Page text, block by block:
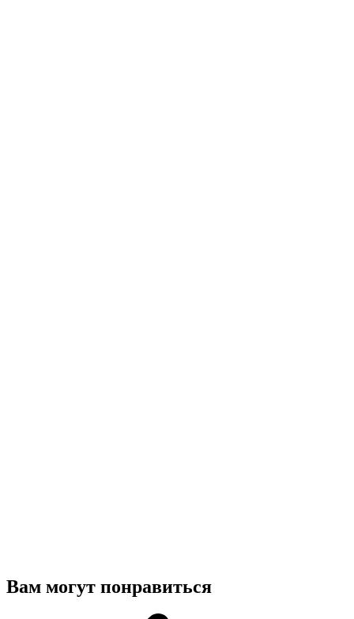
Вам могут понравиться